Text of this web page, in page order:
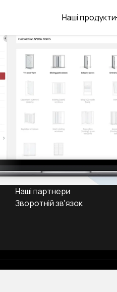
Наші продукти
Наші партнери
Зворотній зв'язок